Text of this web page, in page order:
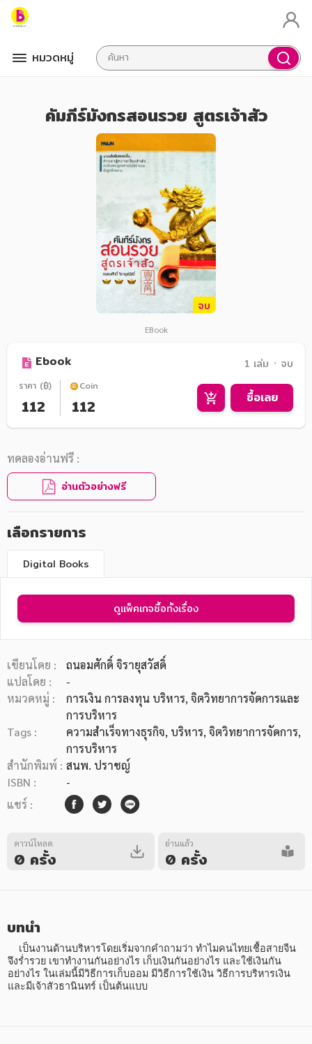
หมวดหมู่
หมวดหมู่หนังสือ
หมวดหมู่ยอดนิยม
หนังสือออกใหม่ หนังสือยอดนิยม หนังสือเช่า
หนังสือเสียง
โปรโมชั่นลดราคา
อาหาร สุขภาพ การแพทย์
ศิลปะ บันเทิง กีฬา ท่องเที่ยว
คัมภีร์มังกรสอนรวย สูตรเจ้าสัว
จบ
EBook
Ebook 1 เล่ม ᛫ จบ
ราคา (฿)
112
Coin
112 ซื้อเลย
ทดลองอ่านฟรี :
อ่านตัวอย่างฟรี
เลือกรายการ
Digital Books
ดูแพ็คเกจซื้อทั้งเรื่อง
เขียนโดย :
ถนอมศักดิ์ จิรายุสวัสดิ์
แปลโดย :
-
หมวดหมู่ :
การเงิน การลงทุน บริหาร, จิตวิทยาการจัดการและ
การบริหาร
Tags :
ความสำเร็จทางธุรกิจ, บริหาร, จิตวิทยาการจัดการ,
การบริหาร
สำนักพิมพ์ : สนพ. ปราชญ์
ISBN :
-
แชร์ :
ดาวน์โหลด
0 ครั้ง
อ่านแล้ว
0 ครั้ง
บทนำ
จึงร่ำรวย เขาทำงานกันอย่างไร เก็บเงินกันอย่างไร และใช้เงินกัน
อย่างไร ในเล่มนี้มีวิธีการเก็บออม มีวิธีการใช้เงิน วิธีการบริหารเงิน
และมีเจ้าสัวธานินทร์ เป็นต้นแบบ